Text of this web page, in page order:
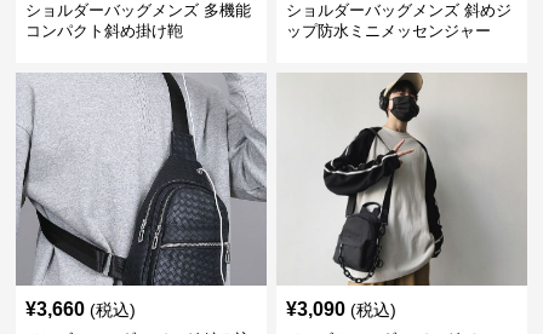
ショルダーバッグメンズ 多機能
コンパクト斜め掛け鞄
ショルダーバッグメンズ 斜めジ
ップ防水ミニメッセンジャー
¥3,660 (税込) ¥3,090 (税込)